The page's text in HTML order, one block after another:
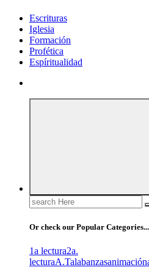
Escrituras
Iglesia
Formación
Profética
Espíritualidad
Search
for:
Or check our Popular Categories...
1a lectura2a.
lecturaA.Talabanzasanimación